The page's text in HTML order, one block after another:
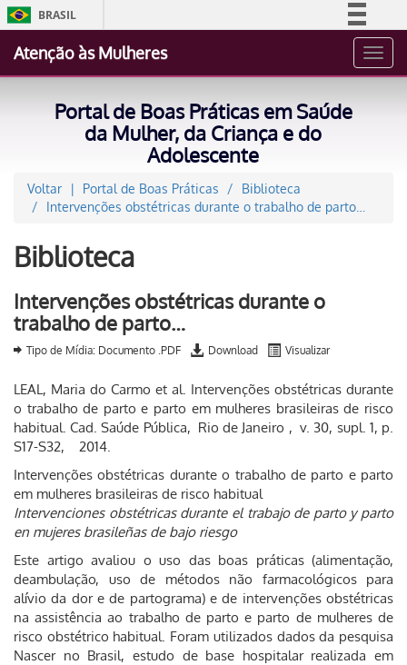
BRASIL
Acesso à informação
Atenção às Mulheres
Portal de Boas Práticas em Saúde
da Mulher, da Criança e do
Adolescente
Voltar Portal de Boas Práticas
Biblioteca
Intervenções obstétricas durante o trabalho de parto…
Biblioteca
Intervenções obstétricas durante o
trabalho de parto…
Tipo de Mídia: Documento .PDF Download Visualizar
LEAL, Maria do Carmo et al. Intervenções obstétricas durante
o trabalho de parto e parto em mulheres brasileiras de risco
habitual. Cad. Saúde Pública, Rio de Janeiro , v. 30, supl. 1, p.
S17-S32, 2014.
Intervenções obstétricas durante o trabalho de parto e parto
em mulheres brasileiras de risco habitual
Intervenciones obstétricas durante el trabajo de parto y parto
en mujeres brasileñas de bajo riesgo
Este artigo avaliou o uso das boas práticas (alimentação,
deambulação, uso de métodos não farmacológicos para
alívio da dor e de partograma) e de intervenções obstétricas
na assistência ao trabalho de parto e parto de mulheres de
risco obstétrico habitual. Foram utilizados dados da pesquisa
Nascer no Brasil, estudo de base hospitalar realizada em